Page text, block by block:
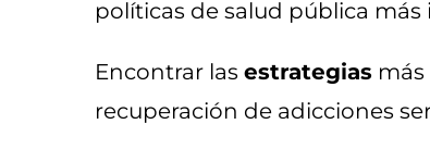
políticas de salud pública más
Encontrar las estrategias
recuperación de adicciones